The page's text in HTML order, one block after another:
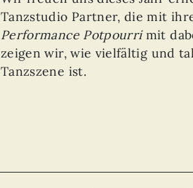
Tanzstudio Partner, die mit
Performance Potpourrimit
zeigen wir, wie vielfältig und
Tanzszene ist.